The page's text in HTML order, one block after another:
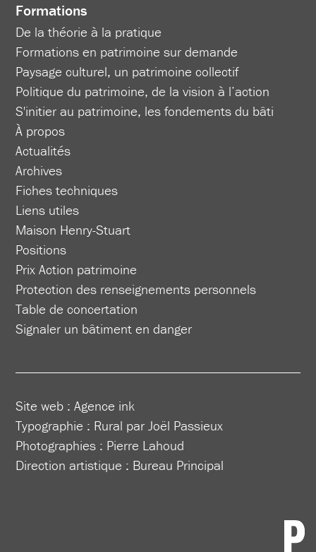
Formations
De la théorie à la pratique
Formations en patrimoine sur demande
Paysage culturel, un patrimoine collectif
Politique du patrimoine, de la vision à l’action
S'initier au patrimoine, les fondements du bâti
À propos
Actualités
Archives
Fiches techniques
Liens utiles
Maison Henry-Stuart
Positions
Prix Action patrimoine
Protection des renseignements personnels
Table de concertation
Signaler un bâtiment en danger
Site web :Agence ink
Typographie : Rural par Joël Passieux
Photographies : Pierre Lahoud
Direction artistique : Bureau Principal